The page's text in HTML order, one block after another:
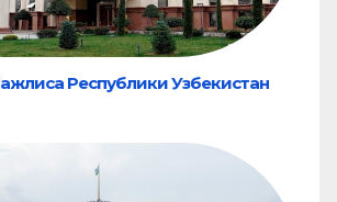
Республики Узбекистан